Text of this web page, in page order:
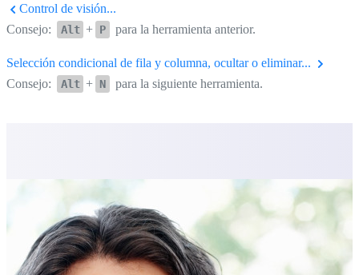
Control de visión...
Consejo:
Alt + P para la herramienta anterior.
Selección condicional de fila y columna, ocultar o eliminar...
Consejo:
Alt + N para la siguiente herramienta.